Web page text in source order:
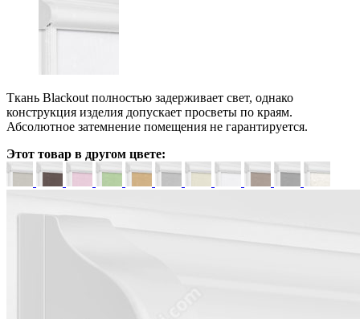
Ткань Blackout полностью задерживает свет, однако
конструкция изделия допускает просветы по краям.
Абсолютное затемнение помещения не гарантируется.
Этот товар в другом цвете: